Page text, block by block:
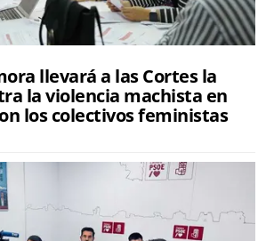
llevará a las Cortes la
la violencia machista en
los colectivos feministas